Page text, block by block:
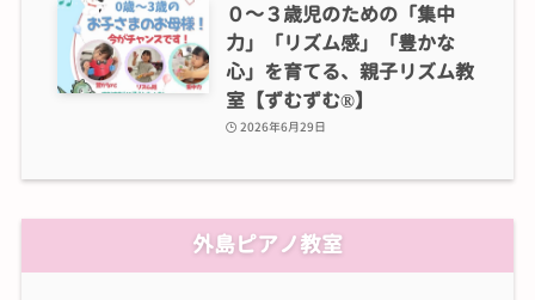
０～３歳児のための「集中
力」「リズム感」「豊かな
心」を育てる、親子リズム教
室【ずむずむ®】
2026年6月29日
外島ピアノ教室